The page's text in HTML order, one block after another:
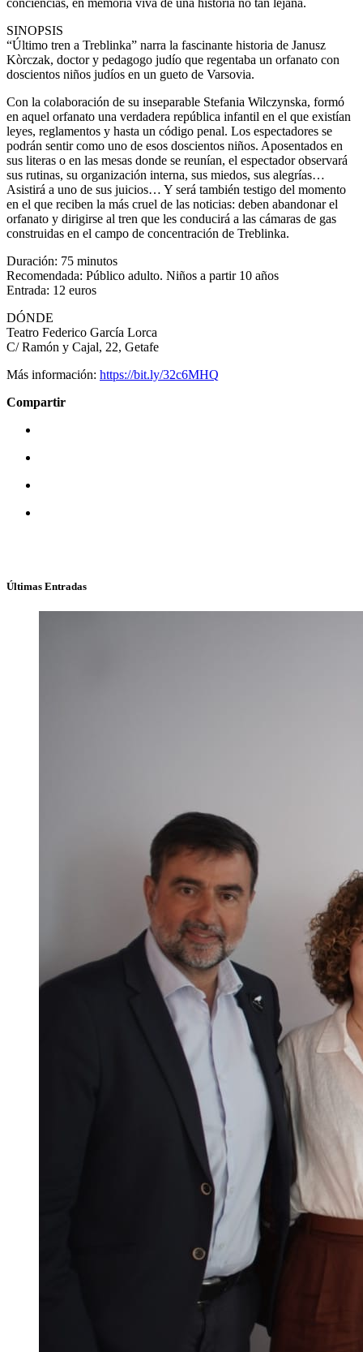
SINOPSIS
“Último tren a Treblinka” narra la fascinante historia de Janusz
Kòrczak, doctor y pedagogo judío que regentaba un orfanato con
doscientos niños judíos en un gueto de Varsovia.
Con la colaboración de su inseparable Stefania Wilczynska, formó
en aquel orfanato una verdadera república infantil en el que existían
leyes, reglamentos y hasta un código penal. Los espectadores se
podrán sentir como uno de esos doscientos niños. Aposentados en
sus literas o en las mesas donde se reunían, el espectador observará
sus rutinas, su organización interna, sus miedos, sus alegrías…
Asistirá a uno de sus juicios… Y será también testigo del momento
en el que reciben la más cruel de las noticias: deben abandonar el
orfanato y dirigirse al tren que les conducirá a las cámaras de gas
construidas en el campo de concentración de Treblinka.
Duración: 75 minutos
Recomendada: Público adulto. Niños a partir 10 años
Entrada: 12 euros
DÓNDE
Teatro Federico García Lorca
C/ Ramón y Cajal, 22, Getafe
Más información: https://bit.ly/32c6MHQ
Compartir
Últimas Entradas